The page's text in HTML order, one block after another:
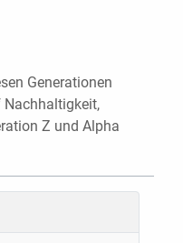
Generationen
Nachhaltigkeit,
Z und Alpha